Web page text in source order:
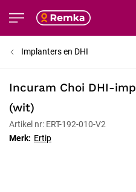
Implanters en DHI
Incuram Choi DHI-
(wit)
Artikel nr: ERT-192-010-V2
Merk: Ertip